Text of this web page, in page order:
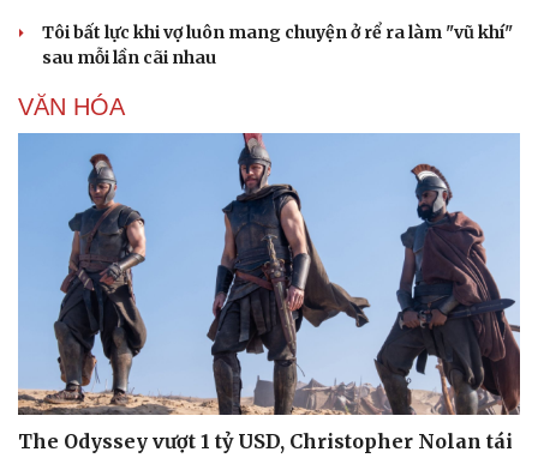
Tôi bất lực khi vợ luôn mang chuyện ở rể ra làm "vũ khí"
sau mỗi lần cãi nhau
VĂN HÓA
The Odyssey vượt 1 tỷ USD, Christopher Nolan tái